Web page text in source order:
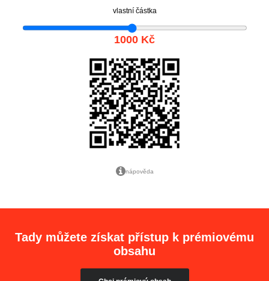
vlastní částka
1000 Kč
nápověda
Tady můžete získat přístup k prémiovému
obsahu